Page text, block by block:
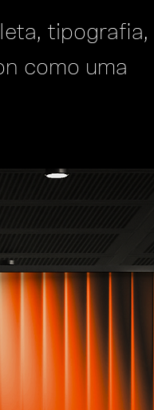
tipografia,
como uma